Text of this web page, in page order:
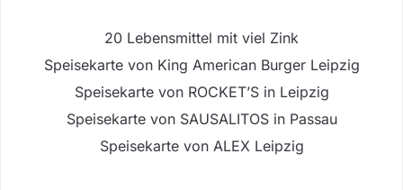
20 Lebensmittel mit viel Zink
Speisekarte von King American Burger Leipzig
Speisekarte von ROCKET’S in Leipzig
Speisekarte von SAUSALITOS in Passau
Speisekarte von ALEX Leipzig